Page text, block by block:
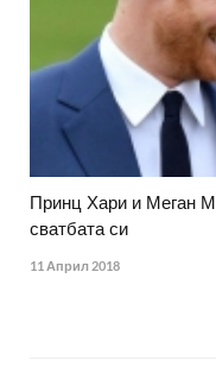
Принц Хари и Меган
сватбата си
11 Април 2018